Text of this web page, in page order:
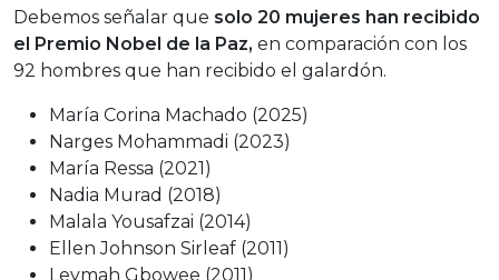
Debemos señalar que solo 20 mujeres han recibido
el Premio Nobel de la Paz, en comparación con los
92 hombres que han recibido el galardón.
María Corina Machado (2025)
Narges Mohammadi (2023)
María Ressa (2021)
Nadia Murad (2018)
Malala Yousafzai (2014)
Ellen Johnson Sirleaf (2011)
Leymah Gbowee (2011)